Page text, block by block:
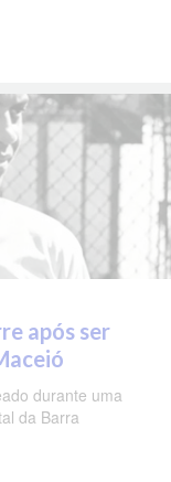
após ser
durante uma
da Barra